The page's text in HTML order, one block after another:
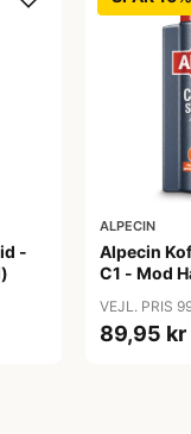
-
ALPECIN
Alpecin
C1 - Mod
VEJL. PRIS
89,95 kr